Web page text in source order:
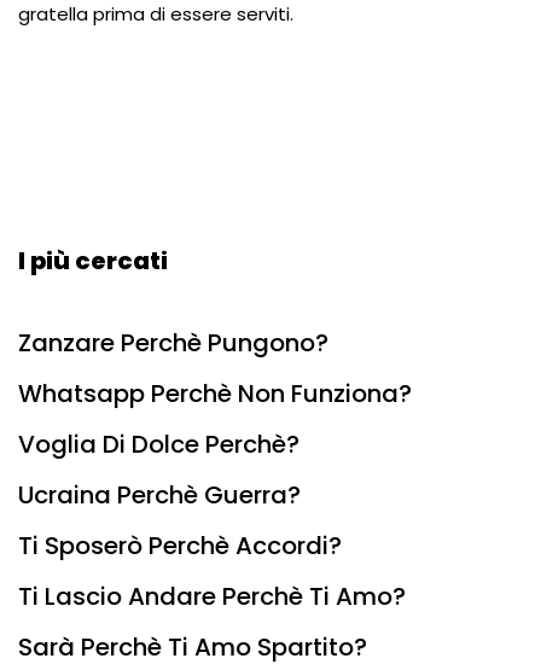
gratella prima di essere serviti.
I più cercati
Zanzare Perchè Pungono?
Whatsapp Perchè Non Funziona?
Voglia Di Dolce Perchè?
Ucraina Perchè Guerra?
Ti Sposerò Perchè Accordi?
Ti Lascio Andare Perchè Ti Amo?
Sarà Perchè Ti Amo Spartito?